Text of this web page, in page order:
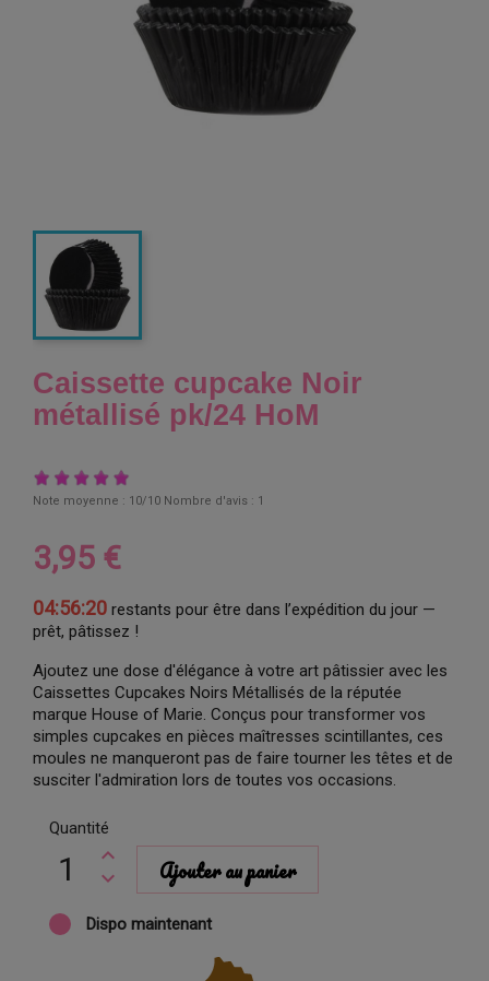
Caissette cupcake Noir
métallisé pk/24 HoM
Note moyenne : 10/10 Nombre d'avis : 1
3,95 €
04:56:19 restants pour être dans l’expédition du jour —
prêt, pâtissez !
Ajoutez une dose d'élégance à votre art pâtissier avec les
Caissettes Cupcakes Noirs Métallisés de la réputée
marque House of Marie. Conçus pour transformer vos
simples cupcakes en pièces maîtresses scintillantes, ces
moules ne manqueront pas de faire tourner les têtes et de
susciter l'admiration lors de toutes vos occasions.
Quantité
Ajouter au panier
Dispo maintenant